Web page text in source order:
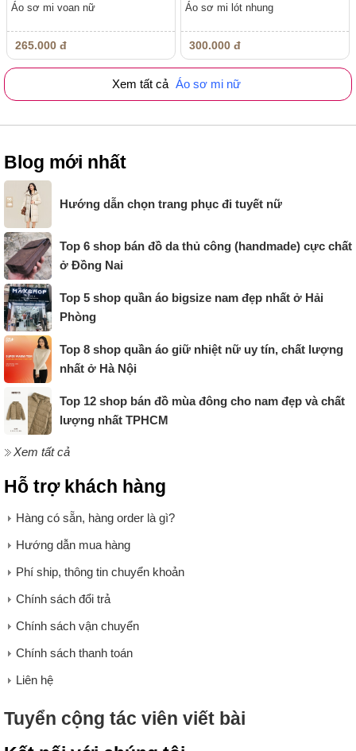
Áo sơ mi voan nữ
265.000 đ
Áo sơ mi lót nhung
300.000 đ
Xem tất cả Áo sơ mi nữ
Blog mới nhất
Hướng dẫn chọn trang phục đi tuyết nữ
Top 6 shop bán đồ da thủ công (handmade) cực chất
ở Đồng Nai
Top 5 shop quần áo bigsize nam đẹp nhất ở Hải
Phòng
Top 8 shop quần áo giữ nhiệt nữ uy tín, chất lượng
nhất ở Hà Nội
Top 12 shop bán đồ mùa đông cho nam đẹp và chất
lượng nhất TPHCM
Xem tất cả
Hỗ trợ khách hàng
Hàng có sẵn, hàng order là gì?
Hướng dẫn mua hàng
Phí ship, thông tin chuyển khoản
Chính sách đổi trả
Chính sách vận chuyển
Chính sách thanh toán
Liên hệ
Tuyển cộng tác viên viết bài